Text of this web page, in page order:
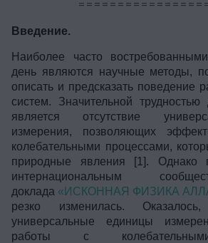
Введение.
Наиболее часто
день являются научные методы,
описать и предсказать поведение
систем. Значительной трудностью
является отсутствие
измерения, позволяющих
колебательными процессами,
природные явления [1]. Однако
интернациональным
доклада «ИСКОННАЯ ФИЗИКА
резко изменилась.
универсальные единицы
работы с